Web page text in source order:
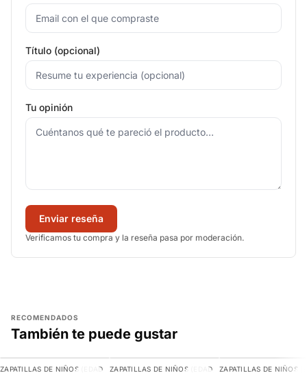
Título (opcional)
Tu opinión
Enviar reseña
Verificamos tu compra y la reseña pasa por moderación.
RECOMENDADOS
También te puede gustar
-30%
AGREGAR
ZAPATILLAS DE NIÑOS (EDAD -10%
AGREGAR
ZAPATILLAS DE NIÑOS (EDAD -29%
ZAPATILLAS DE NIÑOS